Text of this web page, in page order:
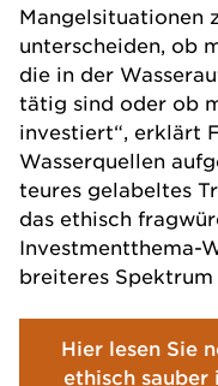
Mangelsituationen
unterscheiden, ob
die in der
tätig sind oder ob
investiert“, erklärt
Wasserquellen
teures gelabeltes
das ethisch
Investmentthema-
breiteres
Hier lesen Sie
ethisch sauber